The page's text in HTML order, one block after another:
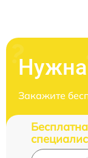
Нужна
Закажите